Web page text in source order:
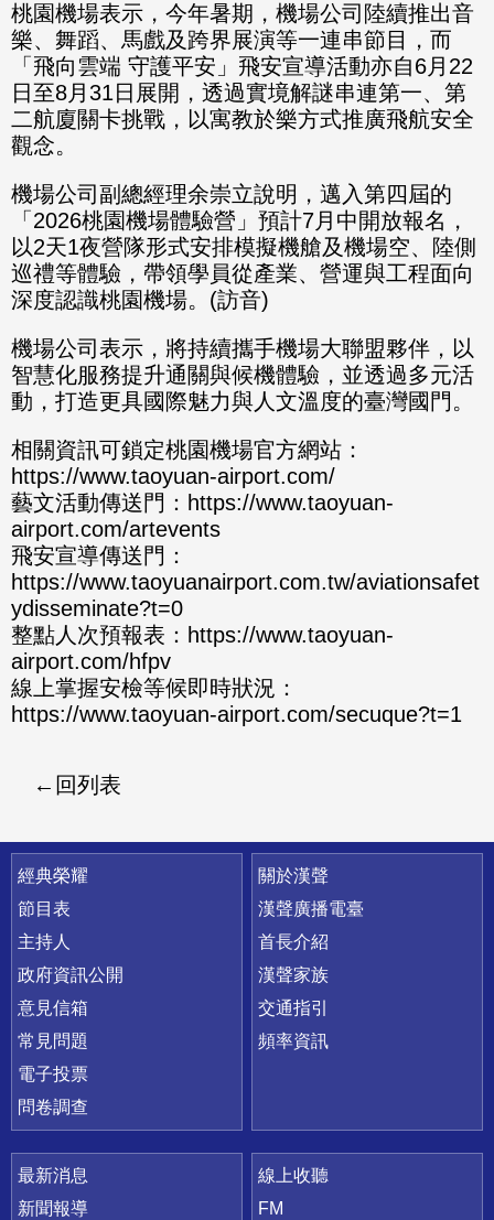
桃園機場表示，今年暑期，機場公司陸續推出音
樂、舞蹈、馬戲及跨界展演等一連串節目，而
「飛向雲端 守護平安」飛安宣導活動亦自6月22
日至8月31日展開，透過實境解謎串連第一、第
二航廈關卡挑戰，以寓教於樂方式推廣飛航安全
觀念。
機場公司副總經理余崇立說明，邁入第四屆的
「2026桃園機場體驗營」預計7月中開放報名，
以2天1夜營隊形式安排模擬機艙及機場空、陸側
巡禮等體驗，帶領學員從產業、營運與工程面向
深度認識桃園機場。(訪音)
機場公司表示，將持續攜手機場大聯盟夥伴，以
智慧化服務提升通關與候機體驗，並透過多元活
動，打造更具國際魅力與人文溫度的臺灣國門。
相關資訊可鎖定桃園機場官方網站：
https://www.taoyuan-airport.com/
藝文活動傳送門：https://www.taoyuan-
airport.com/artevents
飛安宣導傳送門：
https://www.taoyuanairport.com.tw/aviationsafet
ydisseminate?t=0
整點人次預報表：https://www.taoyuan-
airport.com/hfpv
線上掌握安檢等候即時狀況：
https://www.taoyuan-airport.com/secuque?t=1
回列表
快速連結
經典榮耀
節目表
主持人
政府資訊公開
意見信箱
常見問題
電子投票
問卷調查
關於漢聲
漢聲廣播電臺
首長介紹
漢聲家族
交通指引
頻率資訊
最新消息
新聞報導
線上收聽
FM